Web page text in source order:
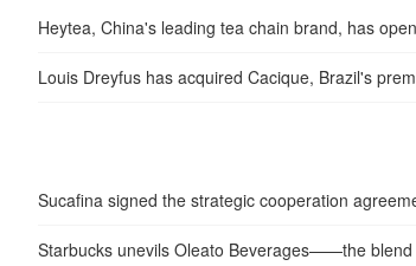
Heytea, China's leading tea chain brand, has
Louis Dreyfus has acquired Cacique, Brazil's
Sucafina signed the strategic cooperation
Starbucks unevils Oleato Beverages——the blend